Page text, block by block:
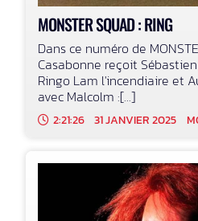
MONSTER SQUAD : RING
Dans ce numéro de
Casabonne reçoit
Ringo Lam l'incendiaire et
avec Malcolm :[...]
2:21:26 31 JANVIER 2025